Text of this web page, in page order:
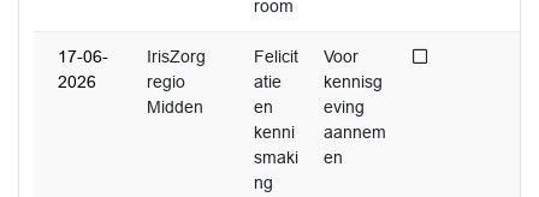
room
17-06-
2026
IrisZorg
regio
Midden
Felicit
atie
en
kenni
smaki
ng
Voor
kennisg
eving
aannem
en
Niet afgedaan